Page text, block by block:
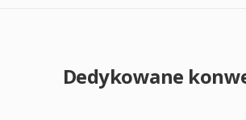
Dedykowane